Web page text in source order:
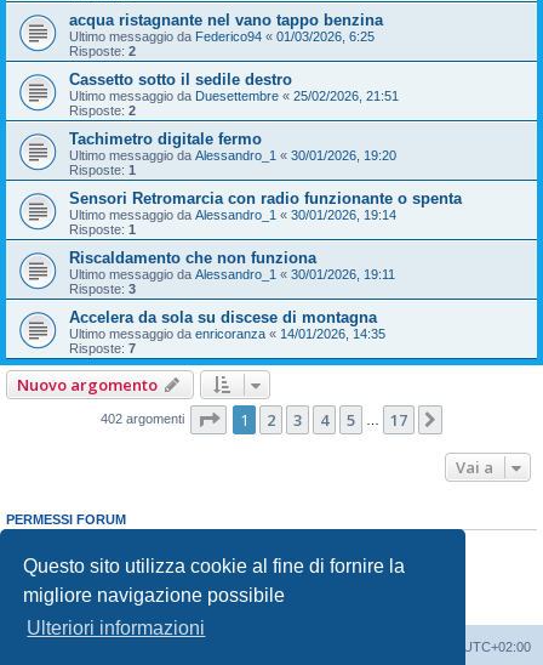
Questo sito utilizza cookie al fine di fornire la
migliore navigazione possibile
Ulteriori informazioni
acqua ristagnante nel vano tappo benzina
Ultimo messaggio da Federico94 « 01/03/2026, 6:25
Risposte: 2
Cassetto sotto il sedile destro
Ultimo messaggio da Duesettembre « 25/02/2026, 21:51
Risposte: 2
Tachimetro digitale fermo
Ultimo messaggio da Alessandro_1 « 30/01/2026, 19:20
Risposte: 1
Sensori Retromarcia con radio funzionante o spenta
Ultimo messaggio da Alessandro_1 « 30/01/2026, 19:14
Risposte: 1
Riscaldamento che non funziona
Ultimo messaggio da Alessandro_1 « 30/01/2026, 19:11
Risposte: 3
Accelera da sola su discese di montagna
Ultimo messaggio da enricoranza « 14/01/2026, 14:35
Risposte: 7
Nuovo argomento
402 argomenti Pagina di 17
1 2 3 4 5 17
Vai a
PERMESSI FORUM
Non puoirispondere negli argomenti
Non puoimodificare i tuoi messaggi
Non puoicancellare i tuoi messaggi
Non puoi
inviare allegati
UTC+02:00